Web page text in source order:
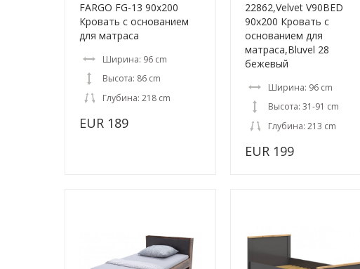
FARGO FG-13 90x200
Кровать с основанием
для матраса
Ширина: 96 cm
Высота: 86 cm
Глубина: 218 cm
EUR 189
22862,Velvet V90BED
90x200 Кровать с
основанием для
матраса,Bluvel 28
бежевый
Ширина: 96 cm
Высота: 31-91 cm
Глубина: 213 cm
EUR 199